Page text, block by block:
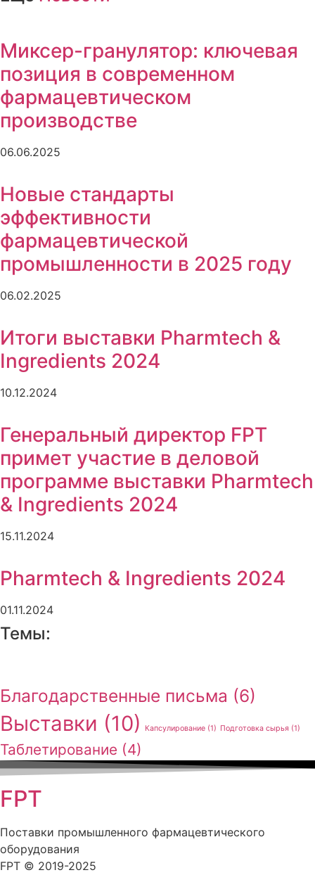
Миксер-гранулятор: ключевая
позиция в современном
фармацевтическом
производстве
06.06.2025
Новые стандарты
эффективности
фармацевтической
промышленности в 2025 году
06.02.2025
Итоги выставки Pharmtech &
Ingredients 2024
10.12.2024
Генеральный директор FPT
примет участие в деловой
программе выставки Pharmtech
& Ingredients 2024
15.11.2024
Pharmtech & Ingredients 2024
01.11.2024
Темы:
Благодарственные письма (6)
Выставки (10) Капсулирование (1) Подготовка сырья (1)
Таблетирование (4)
FPT
Поставки промышленного фармацевтического
оборудования
FPT © 2019-2025